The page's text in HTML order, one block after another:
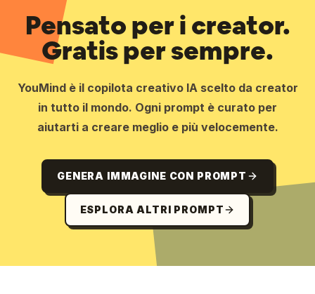
Pensato per i creator.
Gratis per sempre.
YouMind è il copilota creativo IA scelto da creator
in tutto il mondo. Ogni prompt è curato per
aiutarti a creare meglio e più velocemente.
GENERA IMMAGINE CON PROMPT
ESPLORA ALTRI PROMPT